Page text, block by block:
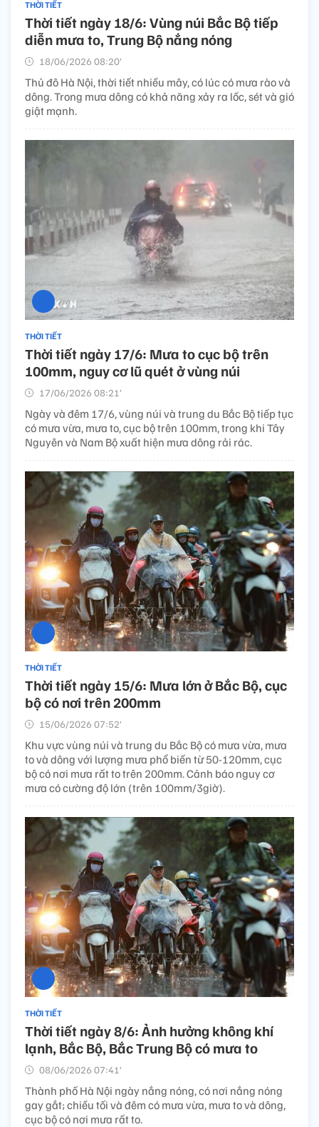
THỜI TIẾT
Thời tiết ngày 18/6: Vùng núi Bắc Bộ tiếp
diễn mưa to, Trung Bộ nắng nóng
18/06/2026 08:20’
Thủ đô Hà Nội, thời tiết nhiều mây, có lúc có mưa rào và
dông. Trong mưa dông có khả năng xảy ra lốc, sét và gió
giật mạnh.
THỜI TIẾT
Thời tiết ngày 17/6: Mưa to cục bộ trên
100mm, nguy cơ lũ quét ở vùng núi
17/06/2026 08:21’
Ngày và đêm 17/6, vùng núi và trung du Bắc Bộ tiếp tục
có mưa vừa, mưa to, cục bộ trên 100mm, trong khi Tây
Nguyên và Nam Bộ xuất hiện mưa dông rải rác.
THỜI TIẾT
Thời tiết ngày 15/6: Mưa lớn ở Bắc Bộ, cục
bộ có nơi trên 200mm
15/06/2026 07:52’
Khu vực vùng núi và trung du Bắc Bộ có mưa vừa, mưa
to và dông với lượng mưa phổ biến từ 50-120mm, cục
bộ có nơi mưa rất to trên 200mm. Cảnh báo nguy cơ
mưa có cường độ lớn (trên 100mm/3giờ).
THỜI TIẾT
Thời tiết ngày 8/6: Ảnh hưởng không khí
lạnh, Bắc Bộ, Bắc Trung Bộ có mưa to
08/06/2026 07:41’
Thành phố Hà Nội ngày nắng nóng, có nơi nắng nóng
gay gắt; chiều tối và đêm có mưa vừa, mưa to và dông,
cục bộ có nơi mưa rất to.